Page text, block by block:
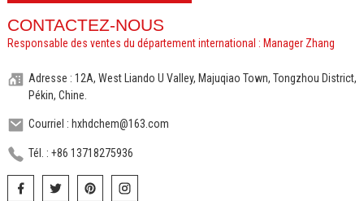
CONTACTEZ-NOUS
Responsable des ventes du département international : Manager Zhang
Adresse : 12A, West Liando U Valley, Majuqiao Town, Tongzhou District,
Pékin, Chine.
Courriel : hxhdchem@163.com
Tél. : +86 13718275936